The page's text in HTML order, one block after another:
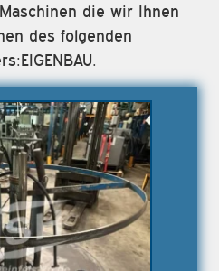
die wir Ihnen
des folgenden